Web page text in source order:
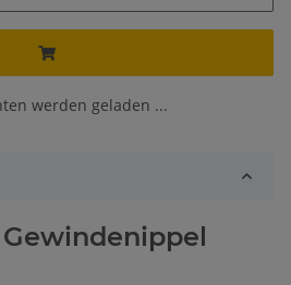
werden geladen ...